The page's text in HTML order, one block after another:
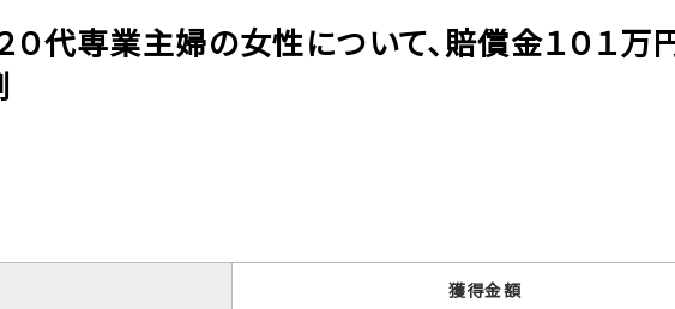
０代専業主婦の女性について、賠償金１０１万
獲得金額